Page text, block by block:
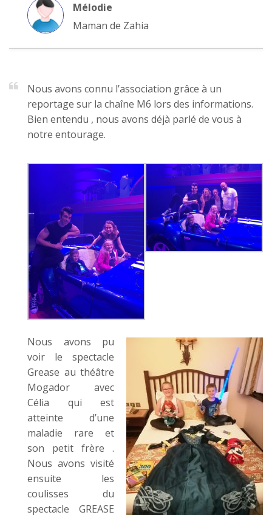
Mélodie
Maman de Zahia
Nous avons connu l’association grâce à un
reportage sur la chaîne M6 lors des informations.
Bien entendu , nous avons déjà parlé de vous à
notre entourage.
Nous avons pu
voir le spectacle
Grease au théâtre
Mogador avec
Célia qui est
atteinte d’une
maladie rare et
son petit frère .
Nous avons visité
ensuite les
coulisses du
spectacle GREASE